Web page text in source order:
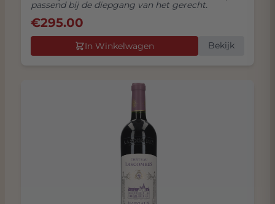
passend bij de diepgang van het gerecht.
€295.00
In Winkelwagen Bekijk